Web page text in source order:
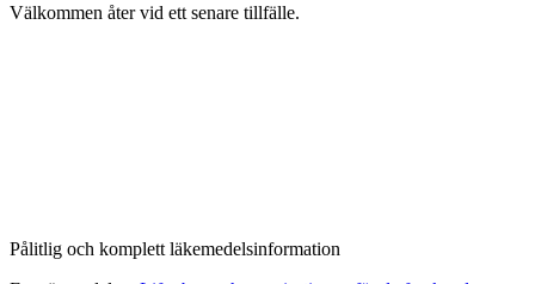
Välkommen åter vid ett senare tillfälle.
Pålitlig och komplett läkemedelsinformation